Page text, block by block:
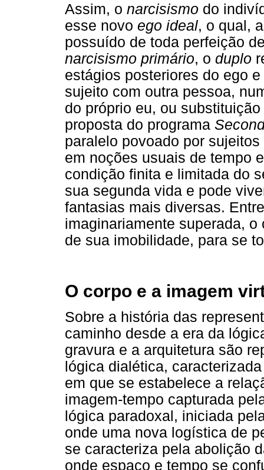
Assim, o narcisismo do
esse novo ego ideal, o qual,
possuído de toda perfeição
narcisismo primário, o duplo
estágios posteriores do ego
sujeito com outra pessoa,
do próprio eu, ou
proposta do programa
paralelo povoado por
em noções usuais de tempo
condição finita e limitada do
sua segunda vida e pode
fantasias mais diversas.
imaginariamente superada,
de sua imobilidade, para se
O corpo e a imagem
Sobre a história das
caminho desde a era da
gravura e a arquitetura são
lógica dialética,
em que se estabelece a
imagem-tempo capturada
lógica paradoxal, iniciada
onde uma nova logística de
se caracteriza pela abolição
onde espaço e tempo se